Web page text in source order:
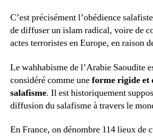
C’est précisément l’obédience
de diffuser un islam radical, voire de
actes terroristes en Europe, en raison
Le wahhabisme de l’Arabie Saoudite
considéré comme uneforme rigide et
salafisme. Il est historiquement
diffusion du salafisme à travers le
En France, on dénombre 114 lieux de